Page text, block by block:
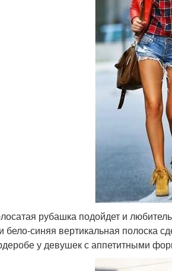
рубашка подойдет и
бело-синяя вертикальная полоска
у девушек с аппетитными